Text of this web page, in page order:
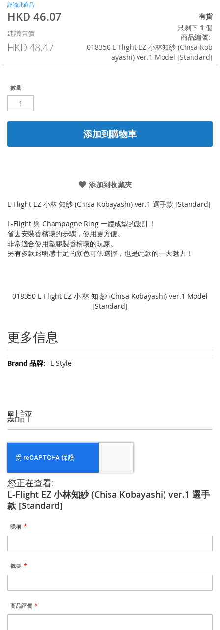
評論此商品
特
價
格
HKD 46.07
建議售價
HKD 48.47
有貨
只剩下 1 個
商品編號
018350 L-Flight EZ 小林知紗 (Chisa Kob
ayashi) ver.1 Model [Standard]
數量
添加到購物車
添加到收藏夾
L-Flight EZ 小林 知紗 (Chisa Kobayashi) ver.1 選手款 [Standard]
L-Flight 與 Champagne Ring 一體成型的設計！
省去安裝香檳環的步驟，使用更方便。
非常適合使用塑膠製香檳環的玩家。
另有多款透明感十足的顏色可供選擇，也是此款的一大魅力！
of
the
gallery
018350 L-Flight EZ 小 林 知 紗 (Chisa Kobayashi) ver.1 Model
[Standard]
更多信息
更
L-Style
點評
您正在查看:
L-Flight EZ 小林知紗 (Chisa Kobayashi) ver.1 選手
款 [Standard]
昵稱
概要
商品評價